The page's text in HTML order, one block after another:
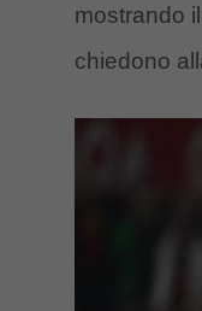
mostrando
chiedono